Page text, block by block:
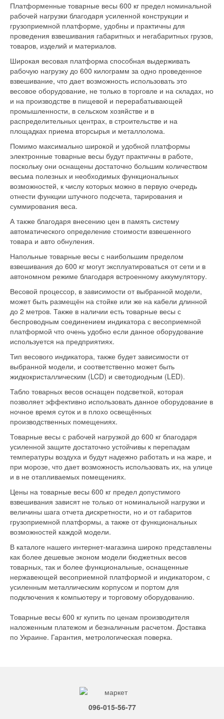
Платформенные товарные весы 600 кг предел номинальной
рабочей нагрузки благодаря усиленной конструкции и
грузоприемной платформе, удобны и практичны для
проведения взвешивания габаритных и негабаритных грузов,
товаров, изделий и материалов.
Широкая весовая платформа способная выдерживать
рабочую нагрузку до 600 килограмм за одно проведенное
взвешивание, что дает возможность использовать это
весовое оборудование, не только в торговле и на складах, но
и на производстве в пищевой и перерабатывающей
промышленности, в сельском хозяйстве и в
распределительных центрах, в строительстве и на
площадках приема вторсырья и металлолома.
Помимо максимально широкой и удобной платформы
электронные товарные весы будут практичны в работе,
поскольку они оснащены достаточно большим количеством
весьма полезных и необходимых функциональных
возможностей, к числу которых можно в первую очередь
отнести функции штучного подсчета, тарирования и
суммирования веса.
А также благодаря внесению цен в память систему
автоматического определение стоимости взвешенного
товара и авто обнуления.
Напольные товарные весы с наибольшим пределом
взвешивания до 600 кг могут эксплуатироваться от сети и в
автономном режиме благодаря встроенному аккумулятору.
Весовой процессор, в зависимости от выбранной модели,
может быть размещён на стойке или же на кабели длинной
до 2 метров. Также в наличии есть товарные весы с
беспроводным соединением индикатора с весоприемной
платформой что очень удобно если данное оборудование
используется на предприятиях.
Тип весового индикатора, также будет зависимости от
выбранной модели, и соответственно может быть
жидкокристаллическим (LCD) и светодиодным (LED).
Табло товарных весов оснащен подсветкой, которая
позволяет эффективно использовать данное оборудование в
ночное время суток и в плохо освещённых
производственных помещениях.
Товарные весы с рабочей нагрузкой до 600 кг благодаря
усиленной защите достаточно устойчивы к перепадам
температуры воздуха и будут надежно работать и на жаре, и
при морозе, что дает возможность использовать их, на улице
и в не отапливаемых помещениях.
Цены на товарные весы 600 кг предел допустимого
взвешивания зависят не только от номинальной нагрузки и
величины шага отчета дискретности, но и от габаритов
грузоприемной платформы, а также от функциональных
возможностей каждой модели.
В каталоге нашего интернет-магазина широко представлены
как более дешевые эконом модели бюджетных весов
товарных, так и более функциональные, оснащенные
нержавеющей весоприемной платформой и индикатором, с
усиленным металлическим корпусом и портом для
подключения к компьютеру и торговому оборудованию.
Товарные весы 600 кг купить по ценам производителя
наложенным платежом и безналичным расчетом. Доставка
по Украине. Гарантия, метрологическая поверка.
096-015-56-77